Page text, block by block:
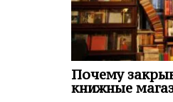
Почему
книжные